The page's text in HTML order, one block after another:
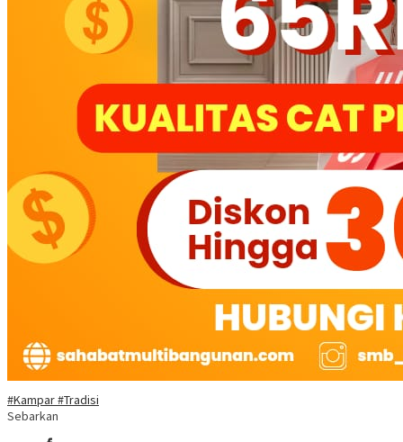
#Kampar #Tradisi
Sebarkan